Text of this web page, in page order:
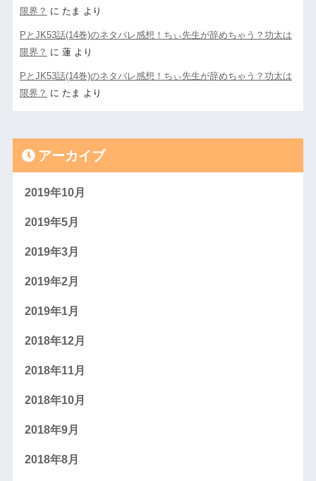
限界？ に たま より
PとJK53話(14巻)のネタバレ感想！ちぃ先生が辞めちゃう？功太は
限界？ に 蓮より
PとJK53話(14巻)のネタバレ感想！ちぃ先生が辞めちゃう？功太は
限界？ に たま より
アーカイブ
2019年10月
2019年5月
2019年3月
2019年2月
2019年1月
2018年12月
2018年11月
2018年10月
2018年9月
2018年8月